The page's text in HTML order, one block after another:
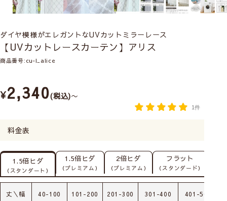
ダイヤ模様がエレガントなUVカットミラーレース
【UVカットレースカーテン】アリス
商品番号 cu-l_alice
¥2,340 税込 〜
1件
料金表
1.5倍ヒダ
（スタンダート）
1.5倍ヒダ
（プレミアム）
2倍ヒダ
（プレミアム）
フラット
（スタンダード）
丈＼幅 40-100 101-200 201-300 301-400 401-500